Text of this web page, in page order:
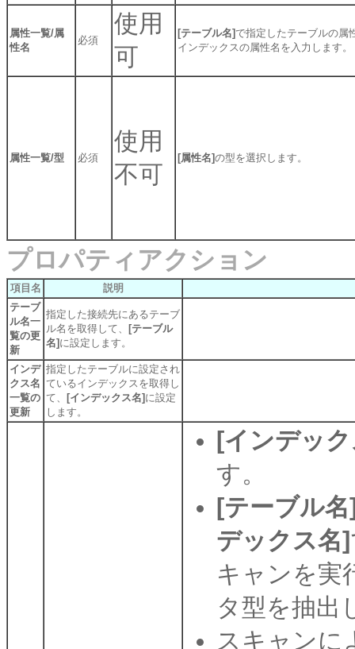
属性一覧/属
性名
必須
使用
可
[テーブル名] で指定したテーブルの属
インデックスの属性名を入力します。
属性一覧/型 必須
使用
不可
[属性名]の型を選択します。
プロパティアクション
項目名
説明
テーブ
ル名一
覧の更
新
指定した接続先にあるテーブ
ル名を取得して、
[テーブル
名] に設定します。
インデ
クス名
一覧の
更新
指定したテーブルに設定され
ているインデックスを取得し
て、
[インデックス名] に設定
します。
[インデッ
す。
[テーブル
デックス名]
キャンを実
タ型を抽出
スキャンに